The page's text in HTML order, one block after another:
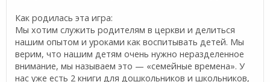
Как родилась эта игра:
Мы хотим служить родителям в церкви и делиться
нашим опытом и уроками как воспитывать детей. Мы
верим, что нашим детям очень нужно неразделенное
внимание, мы называем это — «семейные времена». У
нас уже есть 2 книги для дошкольников и школьников,